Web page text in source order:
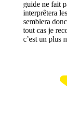
guide ne fait
interprêtera
semblera
tout cas je
c’est un plus